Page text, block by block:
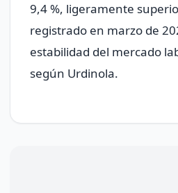
9,4 %, ligeramente
registrado en marzo de
estabilidad del mercado
según Urdinola.